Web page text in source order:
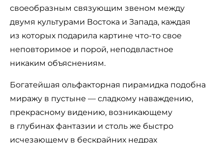
своеобразным связующим звеном между
двумя культурами Востока и Запада, каждая
из которых подарила картине что-то свое
неповторимое и порой, неподвластное
никаким объяснениям.
Богатейшая ольфакторная пирамидка подобна
миражу в пустыне — сладкому наваждению,
прекрасному видению, возникающему
в глубинах фантазии и столь же быстро
исчезающему в бескрайних недрах